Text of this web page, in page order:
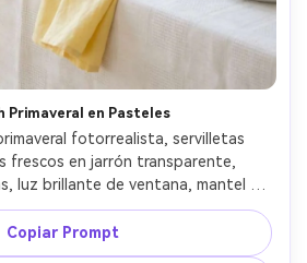
Primaveral en Pasteles
fotorrealista, servilletas
frescos en jarrón transparente,
luz brillante de ventana, mantel
Fujifilm X-T5 35mm, estilismo
moderna y limpia, enfoque nítido -
-ar 4:5
Copiar Prompt